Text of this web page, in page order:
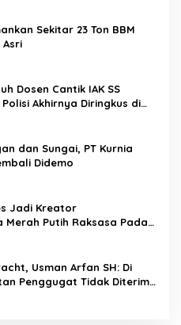
Sekitar 23 Ton BBM
Dosen Cantik IAK SS
Akhirnya Diringkus di
dan Sungai, PT Kurnia
Didemo
Jadi Kreator
Putih Raksasa Pada
Tebo
Usman Arfan SH: Di
Penggugat Tidak Diterima